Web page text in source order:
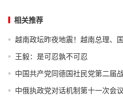
相关推荐
越南政坛昨夜地震！越南总理、
王毅：是可忍孰不可忍
中国共产党同德国社民党第二届
中俄执政党对话机制第十一次会